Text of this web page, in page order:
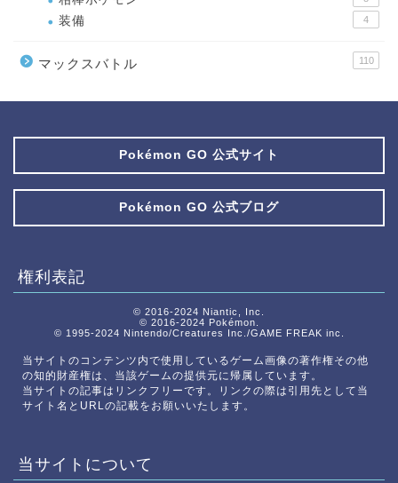
装備 4
マックスバトル 110
Pokémon GO 公式サイト
Pokémon GO 公式ブログ
権利表記
© 2016-2024 Niantic, Inc.
© 2016-2024 Pokémon.
© 1995-2024 Nintendo/Creatures Inc./GAME FREAK inc.
当サイトのコンテンツ内で使用しているゲーム画像の著作権その他
の知的財産権は、当該ゲームの提供元に帰属しています。
当サイトの記事はリンクフリーです。リンクの際は引用先として当
サイト名とURLの記載をお願いいたします。
当サイトについて